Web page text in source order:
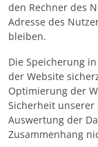
den Rechner des
Adresse des
bleiben.
Die Speicherung
der Website
Optimierung der
Sicherheit unserer
Auswertung der
Zusammenhang